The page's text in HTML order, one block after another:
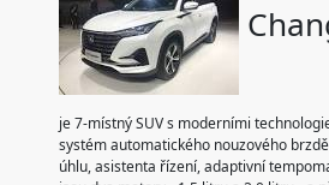
je 7-místný SUV s moderními
systém automatického nouzového
úhlu, asistenta řízení, adaptivní